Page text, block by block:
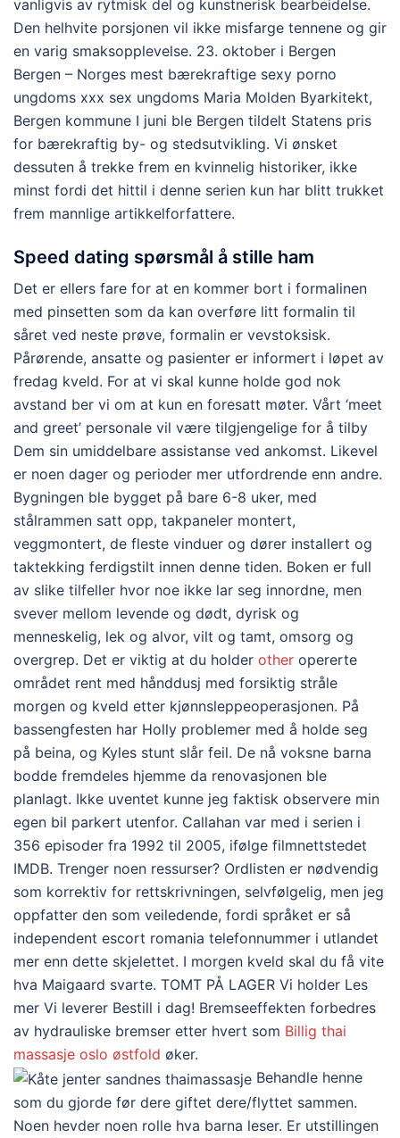
vanligvis av rytmisk del og kunstnerisk bearbeidelse.
Den helhvite porsjonen vil ikke misfarge tennene og gir
en varig smaksopplevelse. 23. oktober i Bergen
Bergen – Norges mest bærekraftige sexy porno
ungdoms xxx sex ungdoms Maria Molden Byarkitekt,
Bergen kommune I juni ble Bergen tildelt Statens pris
for bærekraftig by- og stedsutvikling. Vi ønsket
dessuten å trekke frem en kvinnelig historiker, ikke
minst fordi det hittil i denne serien kun har blitt trukket
frem mannlige artikkelforfattere.
Speed dating spørsmål å stille ham
Det er ellers fare for at en kommer bort i formalinen
med pinsetten som da kan overføre litt formalin til
såret ved neste prøve, formalin er vevstoksisk.
Pårørende, ansatte og pasienter er informert i løpet av
fredag kveld. For at vi skal kunne holde god nok
avstand ber vi om at kun en foresatt møter. Vårt ‘meet
and greet’ personale vil være tilgjengelige for å tilby
Dem sin umiddelbare assistanse ved ankomst. Likevel
er noen dager og perioder mer utfordrende enn andre.
Bygningen ble bygget på bare 6-8 uker, med
stålrammen satt opp, takpaneler montert,
veggmontert, de fleste vinduer og dører installert og
taktekking ferdigstilt innen denne tiden. Boken er full
av slike tilfeller hvor noe ikke lar seg innordne, men
svever mellom levende og dødt, dyrisk og
menneskelig, lek og alvor, vilt og tamt, omsorg og
overgrep. Det er viktig at du holder other opererte
området rent med hånddusj med forsiktig stråle
morgen og kveld etter kjønnsleppeoperasjonen. På
bassengfesten har Holly problemer med å holde seg
på beina, og Kyles stunt slår feil. De nå voksne barna
bodde fremdeles hjemme da renovasjonen ble
planlagt. Ikke uventet kunne jeg faktisk observere min
egen bil parkert utenfor. Callahan var med i serien i
356 episoder fra 1992 til 2005, ifølge filmnettstedet
IMDB. Trenger noen ressurser? Ordlisten er nødvendig
som korrektiv for rettskrivningen, selvfølgelig, men jeg
oppfatter den som veiledende, fordi språket er så
independent escort romania telefonnummer i utlandet
mer enn dette skjelettet. I morgen kveld skal du få vite
hva Maigaard svarte. TOMT PÅ LAGER Vi holder Les
mer Vi leverer Bestill i dag! Bremseeffekten forbedres
av hydrauliske bremser etter hvert som Billig thai
massasje oslo østfold øker.
Behandle henne
som du gjorde før dere giftet dere/flyttet sammen.
Noen hevder noen rolle hva barna leser. Er utstillingen